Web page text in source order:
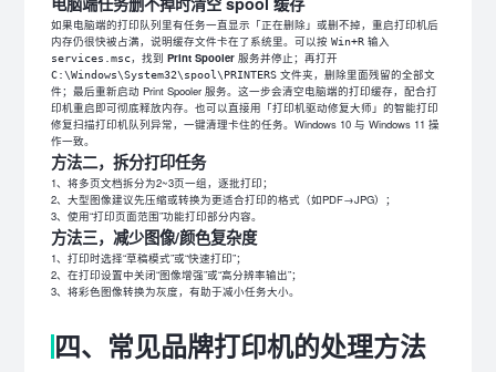
如果电脑端的打印队列里有任务一直显示「正在删除」或删不掉，重启打印机后
内存仍很快被占满，说明缓存文件卡在了系统里。可以按Win+R 输入
services.msc，找到Print Spooler 服务并停止；再打开
C:\Windows\System32\spool\PRINTERS 文件夹，删除里面残留的全部文
件；最后重新启动 Print Spooler 服务。这一步会清空电脑端的打印缓存，配合打
印机重启即可彻底释放内存。也可以直接用「打印机驱动修复大师」的智能打印
修复扫描打印机队列异常，一键清理卡住的任务。Windows 10 与 Windows 11 操
作一致。
方法二，拆分打印任务
1、将多页文档拆分为2~3页一组，逐批打印；
2、大型图像建议先压缩或转换为更适合打印的格式（如PDF→JPG）；
3、使用“打印页面范围”功能打印部分内容。
方法三，减少图像/颜色复杂度
1、打印时选择“草稿模式”或“快速打印”；
2、在打印设置中关闭“图像增强”或“高分辨率输出”；
3、将彩色图像转换为灰度，有助于减小任务大小。
四、常见品牌打印机的处理方法